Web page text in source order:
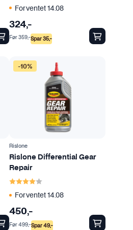
Forventet 14.08
324,-
Spar35,-
Før359,-
-10%
Rislone
Rislone Differential Gear
Repair
Karakter:
Forventet 14.08
450,-
Spar49,-
Før499,-